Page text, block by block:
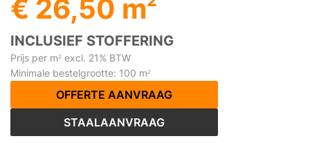
€ 26,50 m
INCLUSIEF STOFFERING
Prijs per m2 excl. 21% BTW
Minimale bestelgrootte: 100 m2
OFFERTE AANVRAAG
STAALAANVRAAG